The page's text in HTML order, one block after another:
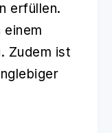
erfüllen.
Zudem ist